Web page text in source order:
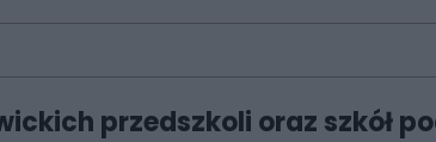
przedszkoli oraz szkół